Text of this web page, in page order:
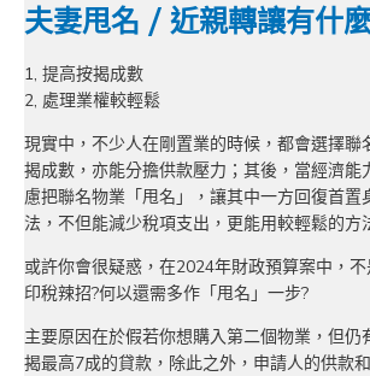
夫妻甩名 / 近親轉讓有什
1, 提高按揭成數
2, 處理業權較輕鬆
現實中，不少人在剛置業的時候，都會選擇聯
揭成數，亦能分擔供款壓力；其後，當經濟能
慮把聯名物業「甩名」，讓其中一方回復首置
法，不但能減少稅項支出，更能用較輕鬆的方
或許你會很疑惑，在2024年財政預算案中，
印稅辣招?何以還需多作「甩名」一步?
主要原因在於假若你想購入第二個物業，但仍
揭最高7成的貸款，除此之外，申請人的供款